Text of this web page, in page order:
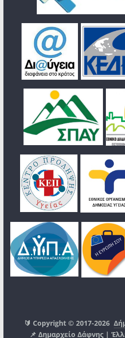
🔰 Copyright © 2017-2026
📌 Δημαρχείο Δάφνης |